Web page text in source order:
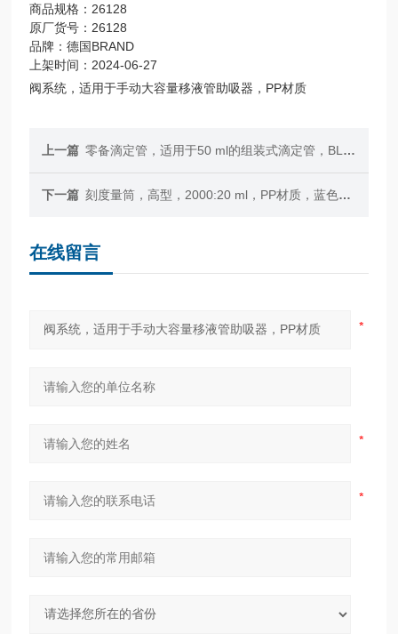
商品规格：26128
原厂货号：26128
品牌：德国BRAND
上架时间：2024-06-27
阀系统，适用于手动大容量移液管助吸器，PP材质
上一篇 零备滴定管，适用于50 ml的组装式滴定管，BLAUBRAND®，Boro 3.3 玻璃
下一篇 刻度量筒，高型，2000:20 ml，PP材质，蓝色刻度
在线留言